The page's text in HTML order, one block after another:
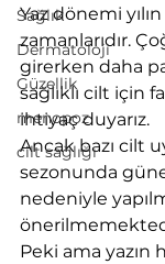
Sağlık
Dermatoloji
Güzellik
menopoz
cilt sağlığı
Yaz dönemi
zamanlarıdır.
girerken daha
sağlıklı cilt için
ihtiyaç duyarız.
Ancak bazı cilt
sezonunda
nedeniyle
Peki ama